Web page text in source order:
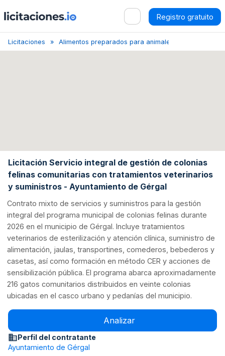
Registro gratuito
Licitaciones Alimentos preparados para animales de granja y
Licitación Servicio integral de gestión de colonias
felinas comunitarias con tratamientos veterinarios
y suministros - Ayuntamiento de Gérgal
Contrato mixto de servicios y suministros para la gestión
integral del programa municipal de colonias felinas durante
2026 en el municipio de Gérgal. Incluye tratamientos
veterinarios de esterilización y atención clínica, suministro de
alimentación, jaulas, transportines, comederos, bebederos y
casetas, así como formación en método CER y acciones de
sensibilización pública. El programa abarca aproximadamente
216 gatos comunitarios distribuidos en veinte colonias
ubicadas en el casco urbano y pedanías del municipio.
Analizar
Perfil del contratante
Ayuntamiento de Gérgal